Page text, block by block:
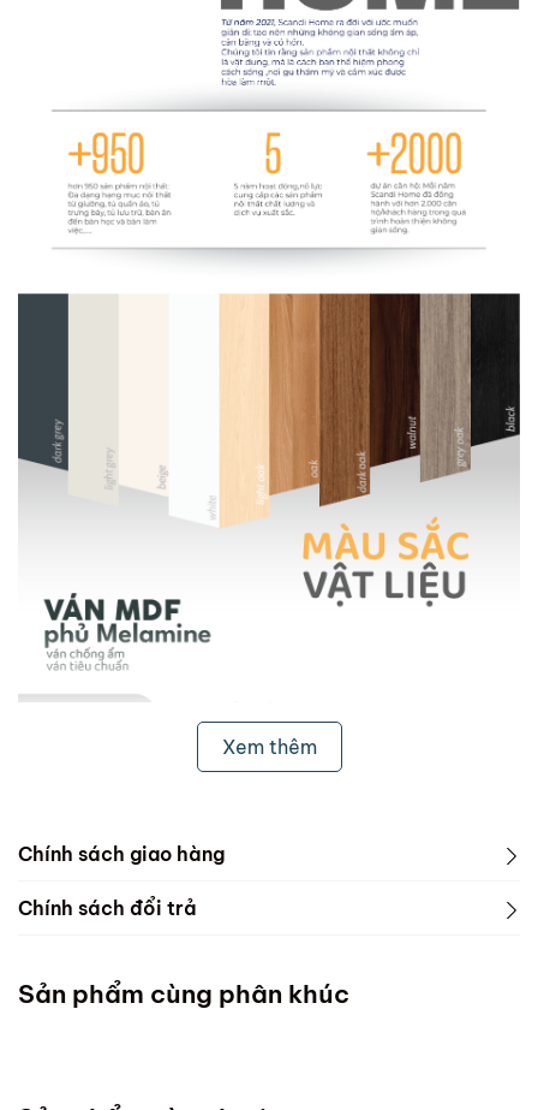
Xem thêm
Chính sách giao hàng
1. Freeship & Lắp đặt cho khách hàng các tỉnh thành
Miền Bắc
Chính sách đổi trả
Sản phẩm cùng phân khúc